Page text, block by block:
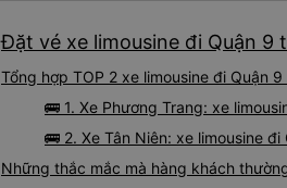
Đặt vé xe limousine đi Quận 9
Tổng hợp TOP 2 xe limousine đi Quận
🚌 1. Xe Phương Trang: xe
🚌 2. Xe Tân Niên: xe limousine
Những thắc mắc mà hàng khách